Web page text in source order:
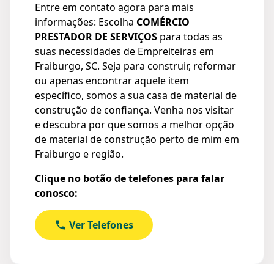
Entre em contato agora para mais
informações: Escolha COMÉRCIO
PRESTADOR DE SERVIÇOS para todas as
suas necessidades de Empreiteiras em
Fraiburgo, SC. Seja para construir, reformar
ou apenas encontrar aquele item
específico, somos a sua casa de material de
construção de confiança. Venha nos visitar
e descubra por que somos a melhor opção
de material de construção perto de mim em
Fraiburgo e região.
Clique no botão de telefones para falar
conosco:
Ver Telefones